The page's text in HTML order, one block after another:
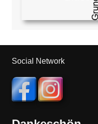
Social Network